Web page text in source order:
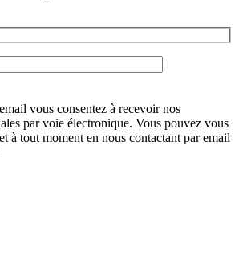
du
vous consentez à recevoir nos
par voie électronique. Vous pouvez vous
à tout moment en nous contactant par email